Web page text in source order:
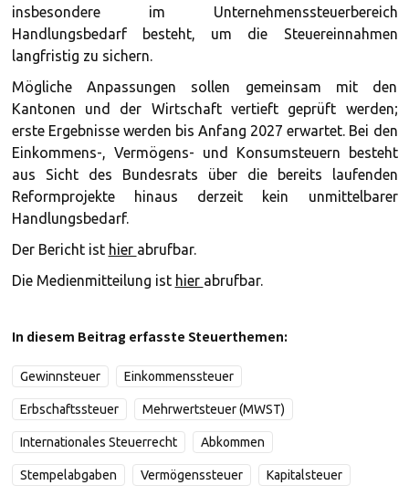
insbesondere im Unternehmenssteuerbereich
Handlungsbedarf besteht, um die Steuereinnahmen
langfristig zu sichern.
Mögliche Anpassungen sollen gemeinsam mit den
Kantonen und der Wirtschaft vertieft geprüft werden;
erste Ergebnisse werden bis Anfang 2027 erwartet. Bei den
Einkommens-, Vermögens- und Konsumsteuern besteht
aus Sicht des Bundesrats über die bereits laufenden
Reformprojekte hinaus derzeit kein unmittelbarer
Handlungsbedarf.
Der Bericht ist hier abrufbar.
Die Medienmitteilung ist hier abrufbar.
In diesem Beitrag erfasste Steuerthemen:
Gewinnsteuer Einkommenssteuer
Erbschaftssteuer Mehrwertsteuer (MWST)
Internationales Steuerrecht Abkommen
Stempelabgaben Vermögenssteuer Kapitalsteuer